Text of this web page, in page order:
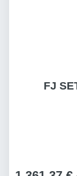
FJ